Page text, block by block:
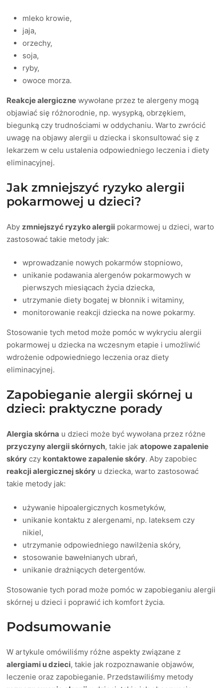
mleko krowie,
jaja,
orzechy,
soja,
ryby,
owoce morza.
Reakcje alergiczne wywołane przez te alergeny mogą
objawiać się różnorodnie, np. wysypką, obrzękiem,
biegunką czy trudnościami w oddychaniu. Warto zwrócić
uwagę na objawy alergii u dziecka i skonsultować się z
lekarzem w celu ustalenia odpowiedniego leczenia i diety
eliminacyjnej.
Jak zmniejszyć ryzyko alergii
pokarmowej u dzieci?
Aby zmniejszyć ryzyko alergii pokarmowej u dzieci, warto
zastosować takie metody jak:
wprowadzanie nowych pokarmów stopniowo,
unikanie podawania alergenów pokarmowych w
pierwszych miesiącach życia dziecka,
utrzymanie diety bogatej w błonnik i witaminy,
monitorowanie reakcji dziecka na nowe pokarmy.
Stosowanie tych metod może pomóc w wykryciu alergii
pokarmowej u dziecka na wczesnym etapie i umożliwić
wdrożenie odpowiedniego leczenia oraz diety
eliminacyjnej.
Zapobieganie alergii skórnej u
dzieci: praktyczne porady
Alergia skórna u dzieci może być wywołana przez różne
przyczyny alergii skórnych, takie jakatopowe zapalenie
skóry czy kontaktowe zapalenie skóry. Aby zapobiec
reakcji alergicznej skóry u dziecka, warto zastosować
takie metody jak:
używanie hipoalergicznych kosmetyków,
unikanie kontaktu z alergenami, np. lateksem czy
nikiel,
utrzymanie odpowiedniego nawilżenia skóry,
stosowanie bawełnianych ubrań,
unikanie drażniących detergentów.
Stosowanie tych porad może pomóc w zapobieganiu alergii
skórnej u dzieci i poprawić ich komfort życia.
Podsumowanie
W artykule omówiliśmy różne aspekty związane z
alergiami u dzieci, takie jak rozpoznawanie objawów,
leczenie oraz zapobieganie. Przedstawiliśmy metody